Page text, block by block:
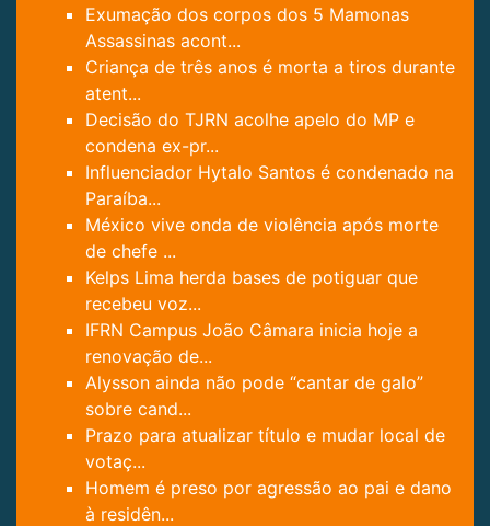
Exumação dos corpos dos 5 Mamonas
Assassinas acont...
Criança de três anos é morta a tiros durante
atent...
Decisão do TJRN acolhe apelo do MP e
condena ex-pr...
Influenciador Hytalo Santos é condenado na
Paraíba...
México vive onda de violência após morte
de chefe ...
Kelps Lima herda bases de potiguar que
recebeu voz...
IFRN Campus João Câmara inicia hoje a
renovação de...
Alysson ainda não pode “cantar de galo”
sobre cand...
Prazo para atualizar título e mudar local de
votaç...
Homem é preso por agressão ao pai e dano
à residên...